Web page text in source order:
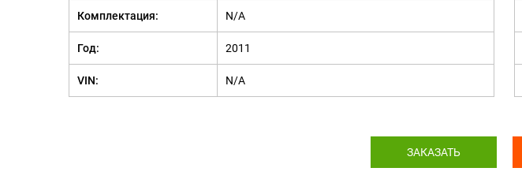
Комплектация: N/A
Год: 2011
VIN: N/A
ЗАКАЗАТЬ